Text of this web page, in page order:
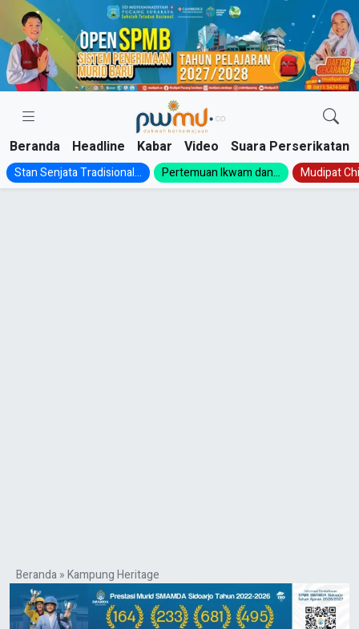
Skip
content
Beranda Headline Kabar Video Suara Perserikatan
Stan Senjata Tradisional... Pertemuan Ikwam dan... Mudipat
Beranda»Kampung Heritage